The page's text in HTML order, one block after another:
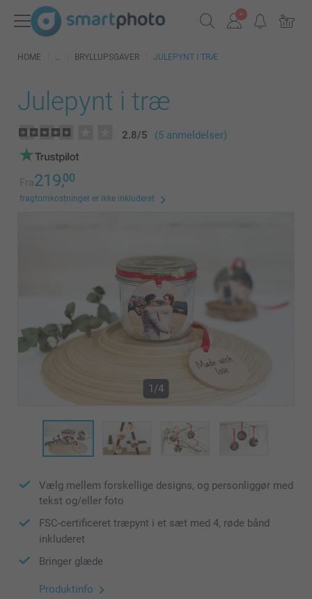
HOME BRYLLUPSGAVER JULEPYNT I TRÆ
Julepynt i træ
2.8/5 (5 anmeldelser)
Fra219,00
fragtomkostninger er ikke inkluderet
1/4
Vælg mellem forskellige designs, og personliggør med
tekst og/eller foto
FSC-certificeret træpynt i et sæt med 4, røde bånd
inkluderet
Bringer glæde
Produktinfo